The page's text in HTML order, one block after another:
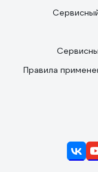
Правила